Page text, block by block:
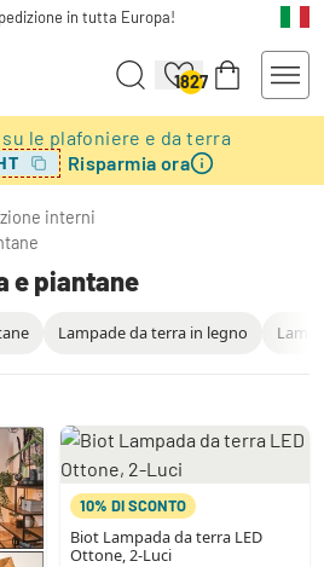
in tutta Europa!
1827
su le plafoniere e da terra
Risparmia ora
interni
e piantane
Lampade da terra in legno
10% DI SCONTO
Biot Lampada da terra LED
Ottone, 2-Luci